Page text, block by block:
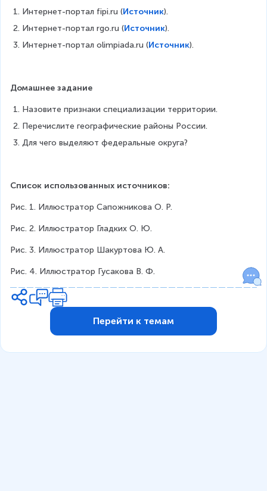
Интернет-портал fipi.ru (Источник).
Интернет-портал rgo.ru (Источник).
Интернет-портал olimpiada.ru (Источник).
Домашнее задание
Назовите признаки специализации территории.
Перечислите географические районы России.
Для чего выделяют федеральные округа?
Список использованных источников:
Рис. 1. Иллюстратор Сапожникова О. Р.
Рис. 2. Иллюстратор Гладких О. Ю.
Рис. 3. Иллюстратор Шакуртова Ю. А.
Рис. 4. Иллюстратор Гусакова В. Ф.
Перейти к темам